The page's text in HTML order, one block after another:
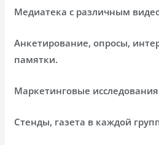
Медиатека с различным
Анкетирование, опросы,
памятки.
Маркетинговые
Стенды, газета в каждой